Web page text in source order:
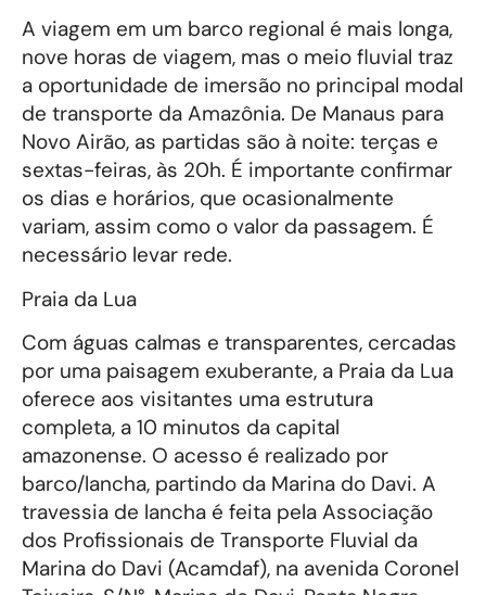
A viagem em um barco regional é mais longa,
nove horas de viagem, mas o meio fluvial traz
a oportunidade de imersão no principal modal
de transporte da Amazônia. De Manaus para
Novo Airão, as partidas são à noite: terças e
sextas-feiras, às 20h. É importante confirmar
os dias e horários, que ocasionalmente
variam, assim como o valor da passagem. É
necessário levar rede.
Praia da Lua
Com águas calmas e transparentes, cercadas
por uma paisagem exuberante, a Praia da Lua
oferece aos visitantes uma estrutura
completa, a 10 minutos da capital
amazonense. O acesso é realizado por
barco/lancha, partindo da Marina do Davi. A
travessia de lancha é feita pela Associação
dos Profissionais de Transporte Fluvial da
Marina do Davi (Acamdaf), na avenida Coronel